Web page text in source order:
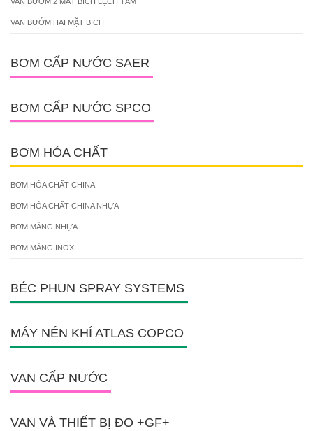
VAN BƯỚM 2 MẶT BÍCH LỆCH TÂM
VAN BƯỚM HAI MẶT BICH
BƠM CẤP NƯỚC SAER
BƠM CẤP NƯỚC SPCO
BƠM HÓA CHẤT
BƠM HÓA CHẤT CHINA
BƠM HÓA CHẤT CHINA NHỰA
BƠM MÀNG NHỰA
BƠM MÀNG INOX
BÉC PHUN SPRAY SYSTEMS
MÁY NÉN KHÍ ATLAS COPCO
VAN CẤP NƯỚC
VAN VÀ THIẾT BỊ ĐO +GF+